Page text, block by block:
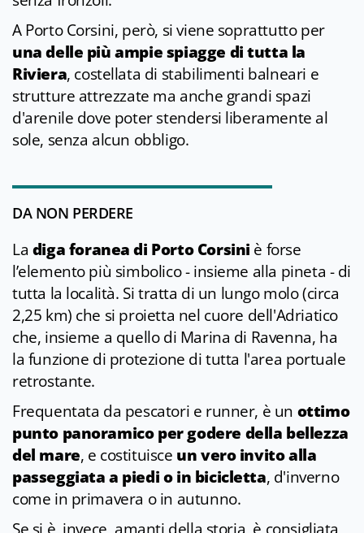
A Porto Corsini, però, si viene soprattutto per
una delle più ampie spiagge di tutta la
Riviera, costellata di stabilimenti balneari e
strutture attrezzate ma anche grandi spazi
d'arenile dove poter stendersi liberamente al
sole, senza alcun obbligo.
DA NON PERDERE
La diga foranea di Porto Corsini è forse
l’elemento più simbolico - insieme alla pineta - di
tutta la località. Si tratta di un lungo molo (circa
2,25 km) che si proietta nel cuore dell'Adriatico
che, insieme a quello di Marina di Ravenna, ha
la funzione di protezione di tutta l'area portuale
retrostante.
Frequentata da pescatori e runner, è un ottimo
punto panoramico per godere della bellezza
del mare, e costituisce un vero invito alla
passeggiata a piedi o in bicicletta, d'inverno
come in primavera o in autunno.